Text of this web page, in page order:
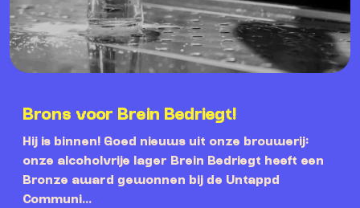
Brons voor Brein Bedriegt!
Hij is binnen! Goed nieuws uit onze brouwerij:
onze alcoholvrije lager Brein Bedriegt heeft een
Bronze award gewonnen bij de Untappd
Communi...